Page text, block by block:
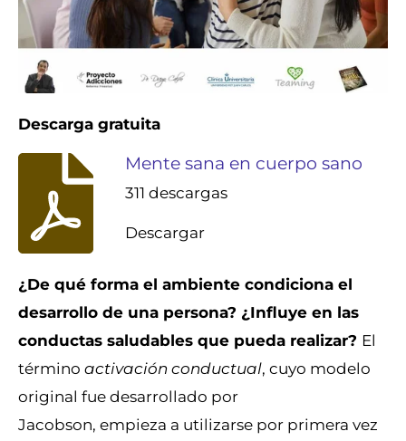
Descarga gratuita
Mente sana en cuerpo sano
311 descargas
Descargar
¿De qué forma el ambiente condiciona el
desarrollo de una persona? ¿Influye en las
conductas saludables que pueda realizar? El
término activación conductual, cuyo modelo
original fue desarrollado por
Jacobson, empieza a utilizarse por primera vez